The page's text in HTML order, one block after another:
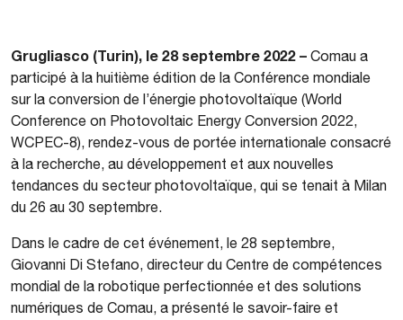
Grugliasco (Turin), le 28 septembre 2022 – Comau a
participé à la huitième édition de la Conférence mondiale
sur la conversion de l’énergie photovoltaïque (World
Conference on Photovoltaic Energy Conversion 2022,
WCPEC-8), rendez-vous de portée internationale consacré
à la recherche, au développement et aux nouvelles
tendances du secteur photovoltaïque, qui se tenait à Milan
du 26 au 30 septembre.
Dans le cadre de cet événement, le 28 septembre,
Giovanni Di Stefano, directeur du Centre de compétences
mondial de la robotique perfectionnée et des solutions
numériques de Comau, a présenté le savoir-faire et